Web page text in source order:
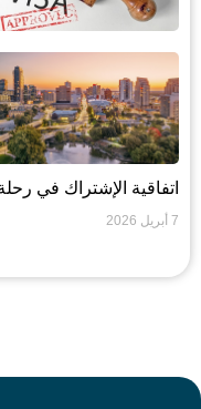
اتفاقية الإشتراك في رحلة
7 أبريل 2026